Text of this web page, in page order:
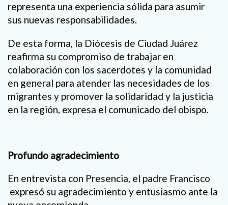
representa una experiencia sólida para asumir
sus nuevas responsabilidades.
De esta forma, la Diócesis de Ciudad Juárez
reafirma su compromiso de trabajar en
colaboración con los sacerdotes y la comunidad
en general para atender las necesidades de los
migrantes y promover la solidaridad y la justicia
en la región, expresa el comunicado del obispo.
Profundo agradecimiento
En entrevista con Presencia, el padre Francisco
expresó su agradecimiento y entusiasmo ante la